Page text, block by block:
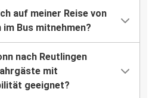
auf meiner Reise von
im Bus mitnehmen?
nach Reutlingen
mit
geeignet?